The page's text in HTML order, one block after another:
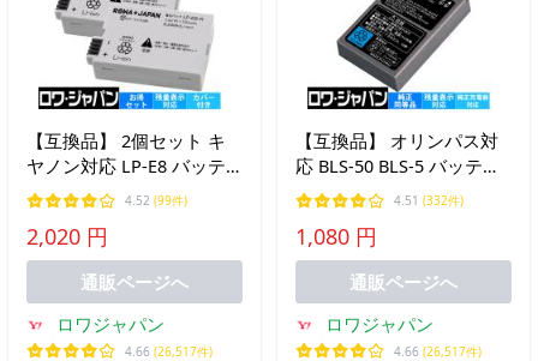
【互換品】 2個セット キ
ヤノン対応 LP-E8 バッテ
リー 残量表示 Canon対応
EOS Kiss X4 X5 X6i X7i 対
応 ロワジャパン
4.52 (99件)
2,020 円
通販ページへ
ロワジャパン
4.66 (26,517件)
【互換品】 オリンパス対
応 BLS-50 BLS-5 バッテリ
ー リチウムイオン充電池
純正充電器対応 ロワジャ
パン
4.51 (332件)
1,080 円
通販ページへ
ロワジャパン
4.66 (26,517件)